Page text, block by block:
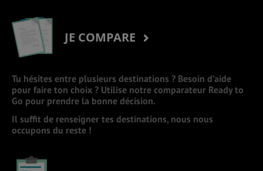
JE COMPARE
Tu hésites entre plusieurs destinations ? Besoin d’aide
pour faire ton choix ? Utilise notre comparateur Ready to
Go pour prendre la bonne décision.
Il suffit de renseigner tes destinations, nous nous
occupons du reste !